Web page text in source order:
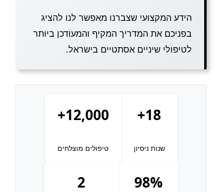
הידע המקצועי שצברנו מאפשר לנו להציג
בפניכם את המדריך המקיף והמעודכן ביותר
לטיפולי שיניים אסתטיים בישראל.
18+
שנות ניסיון
12,000+
טיפולים מוצלחים
98%
2